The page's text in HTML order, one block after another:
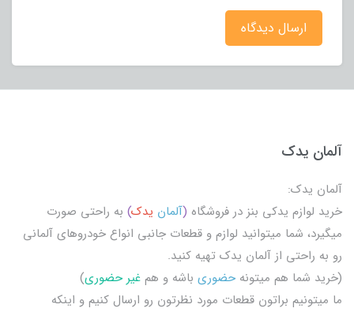
ارسال دیدگاه
آلمان یدک
آلمان یدک:
خرید لوازم یدکی بنز در فروشگاه (آلمان یدک) به راحتی صورت
میگیرد، شما میتوانید لوازم و قطعات جانبی انواع خودروهای آلمانی
رو به راحتی از آلمان یدک تهیه کنید.
(خرید شما هم میتونه حضوری باشه و هم غیر حضوری)
ما میتونیم براتون قطعات مورد نظرتون رو ارسال کنیم و اینکه